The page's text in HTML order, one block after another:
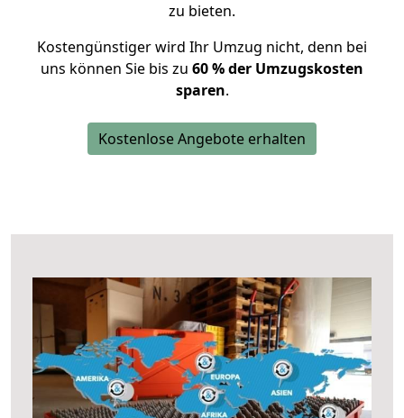
zu bieten.
Kostengünstiger wird Ihr Umzug nicht, denn bei
uns können Sie bis zu 60 % der Umzugskosten
sparen.
Kostenlose Angebote erhalten